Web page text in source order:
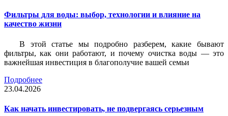
Фильтры для воды: выбор, технологии и влияние на
качество жизни
В этой статье мы подробно разберем, какие бывают
фильтры, как они работают, и почему очистка воды — это
важнейшая инвестиция в благополучие вашей семьи
Подробнее
23.04.2026
Как начать инвестировать, не подвергаясь серьезным